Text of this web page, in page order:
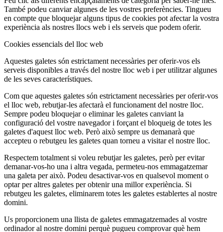
També podeu canviar algunes de les vostres preferències. Tingueu
en compte que bloquejar alguns tipus de cookies pot afectar la vostra
experiència als nostres llocs web i els serveis que podem oferir.
Cookies essencials del lloc web
Aquestes galetes són estrictament necessàries per oferir-vos els
serveis disponibles a través del nostre lloc web i per utilitzar algunes
de les seves característiques.
Com que aquestes galetes són estrictament necessàries per oferir-vos
el lloc web, rebutjar-les afectarà el funcionament del nostre lloc.
Sempre podeu bloquejar o eliminar les galetes canviant la
configuració del vostre navegador i forçant el bloqueig de totes les
galetes d'aquest lloc web. Però això sempre us demanarà que
accepteu o rebutgeu les galetes quan torneu a visitar el nostre lloc.
Respectem totalment si voleu rebutjar les galetes, però per evitar
demanar-vos-ho una i altra vegada, permeteu-nos emmagatzemar
una galeta per això. Podeu desactivar-vos en qualsevol moment o
optar per altres galetes per obtenir una millor experiència. Si
rebutgeu les galetes, eliminarem totes les galetes establertes al nostre
domini.
Us proporcionem una llista de galetes emmagatzemades al vostre
ordinador al nostre domini perquè pugueu comprovar què hem